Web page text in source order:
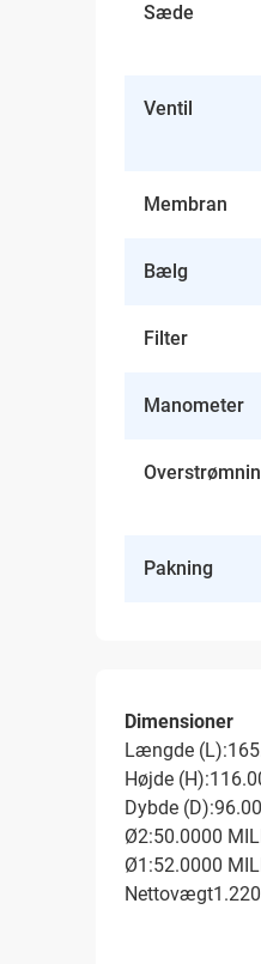
Sæde
Ventil
Membran
Bælg
Filter
Manometer
Pakning
Dimensioner
Længde
Højde
Dybde
Ø2:50.0000
Ø1:52.0000